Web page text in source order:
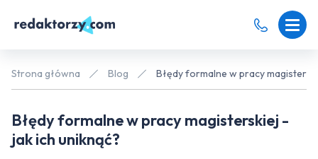
Strona główna Blog Błędy formalne w pracy
Błędy formalne w pracy magisterskiej -
jak ich uniknąć?